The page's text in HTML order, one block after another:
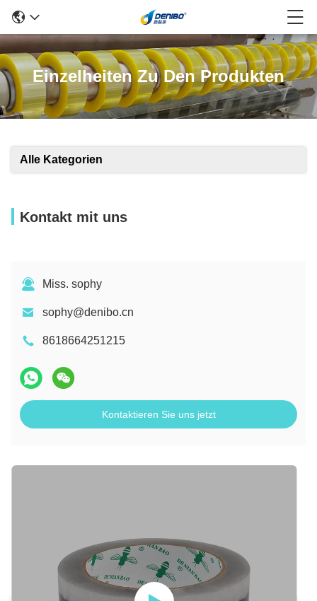
Einzelheiten Zu Den Produkten
Alle Kategorien
Kontakt mit uns
Miss. sophy
sophy@denibo.cn
8618664251215
Kontaktieren Sie uns jetzt